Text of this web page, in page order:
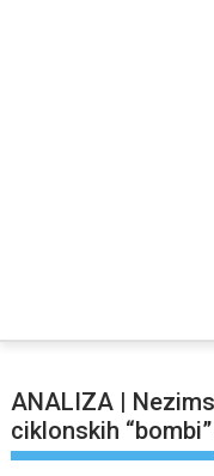
ANALIZA |
ciklonskih